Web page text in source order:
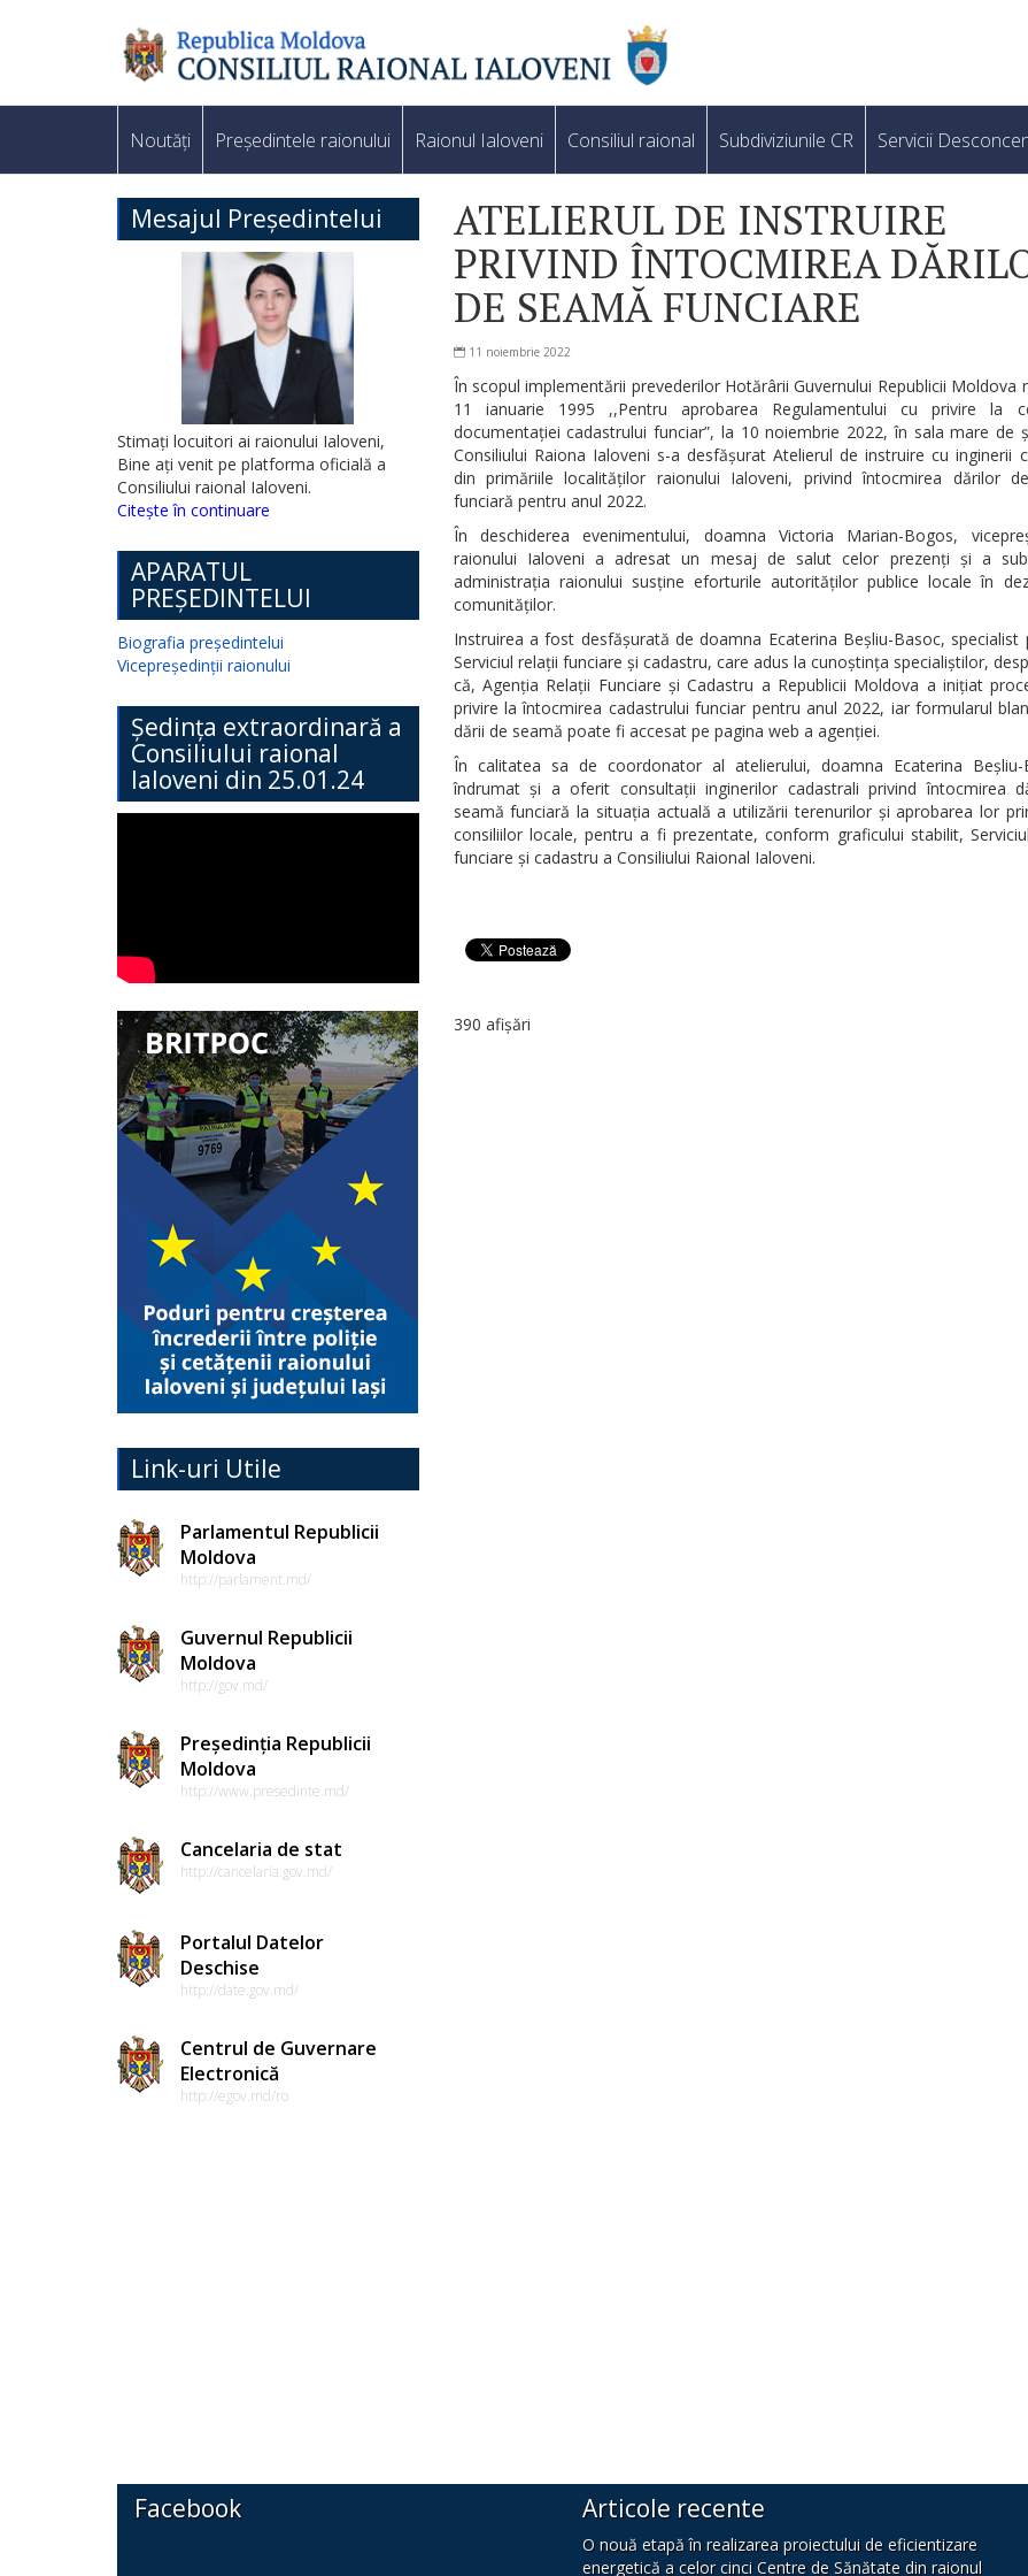
Noutăți Președintele raionului Raionul Ialoveni Consiliul raional Subdiviziunile CR Servicii
Mesajul Președintelui
Stimați locuitori ai raionului Ialoveni,
Bine ați venit pe platforma oficială a
Consiliului raional Ialoveni.
Citește în continuare
APARATUL
PREȘEDINTELUI
Biografia președintelui
Vicepreședinții raionului
Ședința extraordinară a
Consiliului raional
Ialoveni din 25.01.24
Link-uri Utile
Parlamentul Republicii
Moldova
http://parlament.md/
Guvernul Republicii
Moldova
http://gov.md/
Președinția Republicii
Moldova
http://www.presedinte.md/
Cancelaria de stat
http://cancelaria.gov.md/
Portalul Datelor
Deschise
http://date.gov.md/
Centrul de Guvernare
Electronică
http://egov.md/ro
ATELIERUL DE INSTRUIRE
PRIVIND ÎNTOCMIREA
DE SEAMĂ FUNCIARE
11 noiembrie 2022
În scopul implementării prevederilor Hotărârii Guvernului Republicii Moldova
11 ianuarie 1995 ,,Pentru aprobarea Regulamentului cu privire la
documentației cadastrului funciar”, la 10 noiembrie 2022, în sala mare de
Consiliului Raiona Ialoveni s-a desfășurat Atelierul de instruire cu inginerii
din primăriile localităților raionului Ialoveni, privind întocmirea dărilor
funciară pentru anul 2022.
În deschiderea evenimentului, doamna Victoria Marian-Bogos,
raionului Ialoveni a adresat un mesaj de salut celor prezenți și a
administrația raionului susține eforturile autorităților publice locale în
comunităților.
Instruirea a fost desfășurată de doamna Ecaterina Beșliu-Basoc, specialist
Serviciul relații funciare și cadastru, care adus la cunoștința specialiștilor,
că, Agenția Relații Funciare și Cadastru a Republicii Moldova a inițiat
privire la întocmirea cadastrului funciar pentru anul 2022, iar formularul
dării de seamă poate fi accesat pe pagina web a agenției.
În calitatea sa de coordonator al atelierului, doamna Ecaterina
îndrumat și a oferit consultații inginerilor cadastrali privind întocmirea
seamă funciară la situația actuală a utilizării terenurilor și aprobarea lor
consiliilor locale, pentru a fi prezentate, conform graficului stabilit,
funciare și cadastru a Consiliului Raional Ialoveni.
390 afișări
Facebook Articole recente
O nouă etapă în realizarea proiectului de eficientizare
energetică a celor cinci Centre de Sănătate din raionul